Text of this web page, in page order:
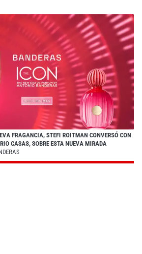
FRAGANCIA, STEFI ROITMAN CONVERSÓ CON
CASAS, SOBRE ESTA NUEVA MIRADA